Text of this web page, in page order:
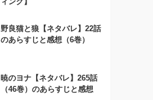
野良猫と狼【ネタバレ】22話
のあらすじと感想（6巻）
暁のヨナ【ネタバレ】265話
（46巻）のあらすじと感想